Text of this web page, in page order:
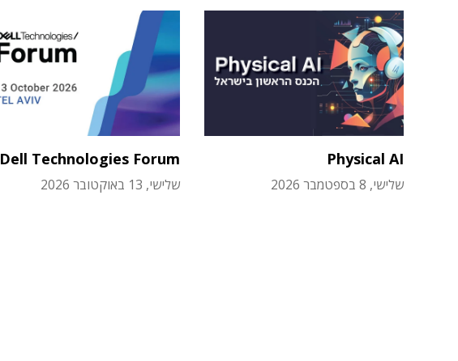
Physical AI
שלישי, 8 בספטמבר 2026
Dell Technologies Forum
שלישי, 13 באוקטובר 2026